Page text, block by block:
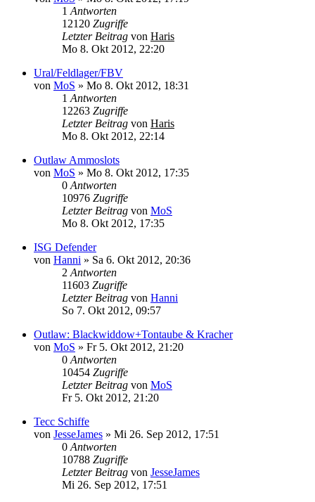
1 Antworten
12120 Zugriffe
Letzter Beitrag von Haris
Mo 8. Okt 2012, 22:20
Ural/Feldlager/FBV
von MoS » Mo 8. Okt 2012, 18:31
1 Antworten
12263 Zugriffe
Letzter Beitrag von Haris
Mo 8. Okt 2012, 22:14
Outlaw Ammoslots
von MoS » Mo 8. Okt 2012, 17:35
0 Antworten
10976 Zugriffe
Letzter Beitrag von MoS
Mo 8. Okt 2012, 17:35
ISG Defender
von Hanni » Sa 6. Okt 2012, 20:36
2 Antworten
11603 Zugriffe
Letzter Beitrag von Hanni
So 7. Okt 2012, 09:57
Outlaw: Blackwiddow+Tontaube & Kracher
von MoS » Fr 5. Okt 2012, 21:20
0 Antworten
10454 Zugriffe
Letzter Beitrag von MoS
Fr 5. Okt 2012, 21:20
Tecc Schiffe
von JesseJames » Mi 26. Sep 2012, 17:51
0 Antworten
10788 Zugriffe
Letzter Beitrag von JesseJames
Mi 26. Sep 2012, 17:51